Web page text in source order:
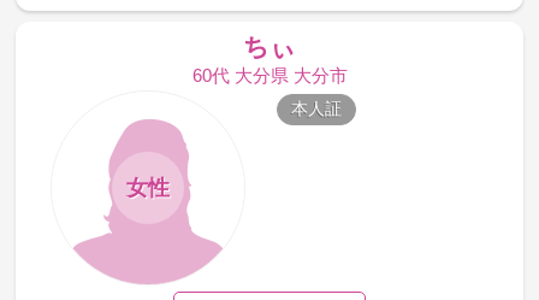
ちぃ
60代 大分県 大分市
女性
本人証